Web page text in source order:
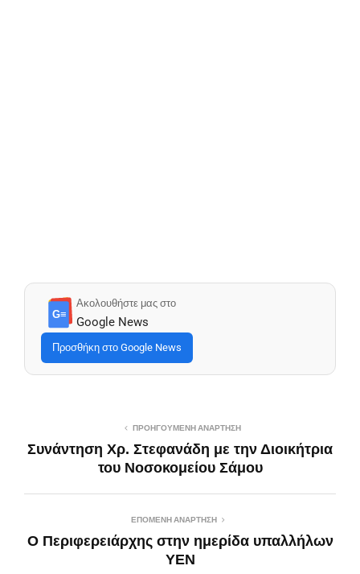
G≡
Ακολουθήστε μας στο
Google News
Προσθήκη στο Google News
ΠΡΟΗΓΟΎΜΕΝΗ ΑΝΆΡΤΗΣΗ
Συνάντηση Χρ. Στεφανάδη με την Διοικήτρια
του Νοσοκομείου Σάμου
ΕΠΌΜΕΝΗ ΑΝΆΡΤΗΣΗ
Ο Περιφερειάρχης στην ημερίδα υπαλλήλων
YEN